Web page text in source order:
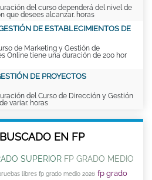
del curso dependerá del nivel de
que desees alcanzar. horas
DE ESTABLECIMIENTOS DE
de Marketing y Gestión de
Online tiene una duración de 200 hor
DE PROYECTOS
del Curso de Dirección y Gestión
variar. horas
EN FP
SUPERIOR FP GRADO MEDIO
libres fp grado medio 2026 fp grado